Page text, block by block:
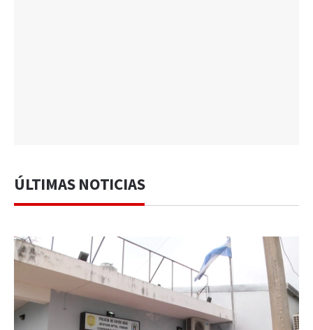
ÚLTIMAS NOTICIAS